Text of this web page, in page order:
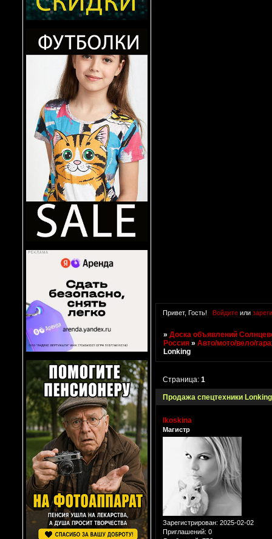
Привет, Гость! Войдитеили
»Доска объявлений
Россия »Авто/мото/вело/
Lonking
Продажа спецтехники Lonking
Страница:1
lkoskina
Магистр
Зарегистрирован: 2025-02-02
Приглашений: 0